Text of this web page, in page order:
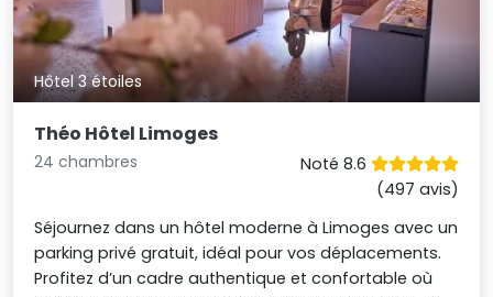
Hôtel 3 étoiles
Théo Hôtel Limoges
24 chambres
Noté 8.6
(497 avis)
Séjournez dans un hôtel moderne à Limoges avec un
parking privé gratuit, idéal pour vos déplacements.
Profitez d’un cadre authentique et confortable où